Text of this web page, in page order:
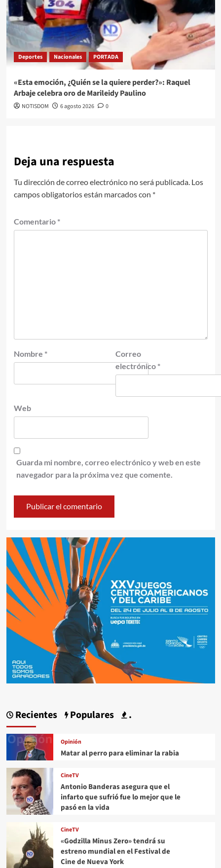
Deportes Nacionales PORTADA
«Esta emoción, ¿Quién se la quiere perder?»: Raquel
Arbaje celebra oro de Marileidy Paulino
NOTISDOM 6 agosto 2026 0
Deja una respuesta
Tu dirección de correo electrónico no será publicada. Los
campos obligatorios están marcados con *
Comentario *
Nombre *
Correo
electrónico *
Web
Guarda mi nombre, correo electrónico y web en este
navegador para la próxima vez que comente.
Recientes Populares .
Opinión
Matar al perro para eliminar la rabia
CineTV
Antonio Banderas asegura que el
infarto que sufrió fue lo mejor que le
pasó en la vida
CineTV
«Godzilla Minus Zero» tendrá su
estreno mundial en el Festival de
Cine de Nueva York